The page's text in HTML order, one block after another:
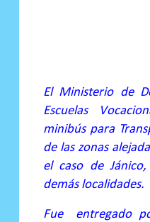
El Ministerio de
Escuelas
minibús para
de las zonas
el caso de
demás localidades.
Fue
entregado